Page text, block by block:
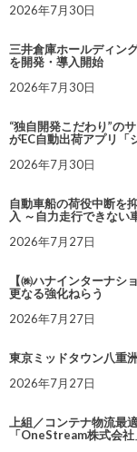
2026年7月30日
三井倉庫ホールディン
を開発・導入開始
2026年7月30日
“独自開発こだわり”の
がEC自動出荷アプリ「
2026年7月30日
自動車船の荷役中断を
入 ～自力走行できない
2026年7月27日
【㈱ハナインターナ
更なる強化ねらう
2026年7月27日
東京ミッドタウン八重
2026年7月27日
上組／コンテナ物流最
「OneStream株式会